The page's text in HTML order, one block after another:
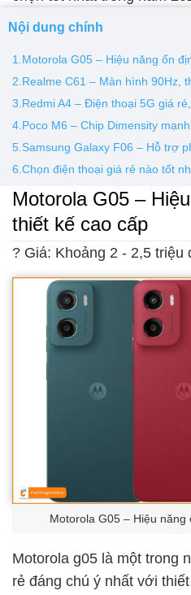
Nội dung chính
1.Motorola G05 – Hiệu năng ổn
2.Realme C61 – Màn hình 90Hz,
3.Redmi A4 – Điện thoại 5G giá
4.Poco M6 – Chip Dimensity
5.Samsung Galaxy F06 – Hỗ trợ
6.Chọn điện thoại giá rẻ nào tốt
Motorola G05 –
thiết kế cao cấp
? Giá: Khoảng 2 - 2,5 triệu
Motorola G05 – Hiệu
Motorola g05 là một trong
rẻ đáng chú ý nhất với